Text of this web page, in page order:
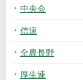
中央会
信連
全農長野
厚生連